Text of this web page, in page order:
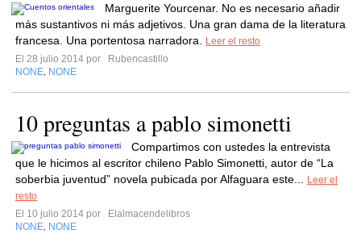
Marguerite Yourcenar. No es necesario añadir
más sustantivos ni más adjetivos. Una gran dama de la literatura
francesa. Una portentosa narradora.
Leer el resto
El 28 julio 2014 por
Rubencastillo
NONE NONE
10 preguntas a pablo simonetti
Compartimos con ustedes la entrevista
que le hicimos al escritor chileno Pablo Simonetti, autor de “La
soberbia juventud” novela pubicada por Alfaguara este...
Leer el
resto
El 10 julio 2014 por
Elalmacendelibros
NONE NONE